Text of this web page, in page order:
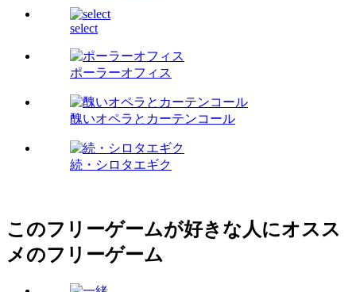
select
ポーラーオフィス
醜いオペラとカーテンコール
続・シロタエギク
このフリーゲームが好きな人にオスス
メのフリーゲーム